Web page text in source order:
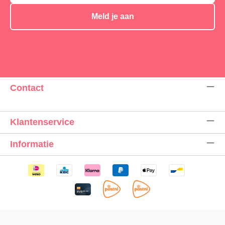
Meld je aan
Contact
Klantenservice
Informatie